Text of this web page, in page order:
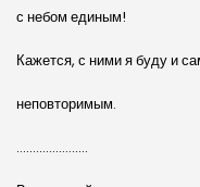
с небом единым!
Кажется, с ними я буду и
неповторимым.
………………….